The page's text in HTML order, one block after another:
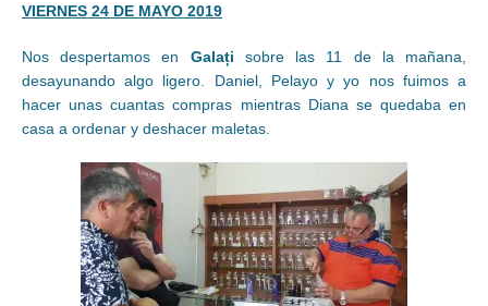
VIERNES 24 DE MAYO 2019
Nos despertamos en Galați sobre las 11 de la mañana,
desayunando algo ligero. Daniel, Pelayo y yo nos fuimos a
hacer unas cuantas compras mientras Diana se quedaba en
casa a ordenar y deshacer maletas.